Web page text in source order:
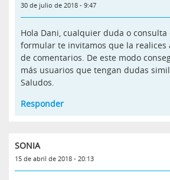
30 de julio de 2018 - 9:47
Hola Dani, cualquier duda o
formular te invitamos que la realices
de comentarios. De este modo
más usuarios que tengan dudas
Saludos.
Responder
SONIA
15 de abril de 2018 - 20:13